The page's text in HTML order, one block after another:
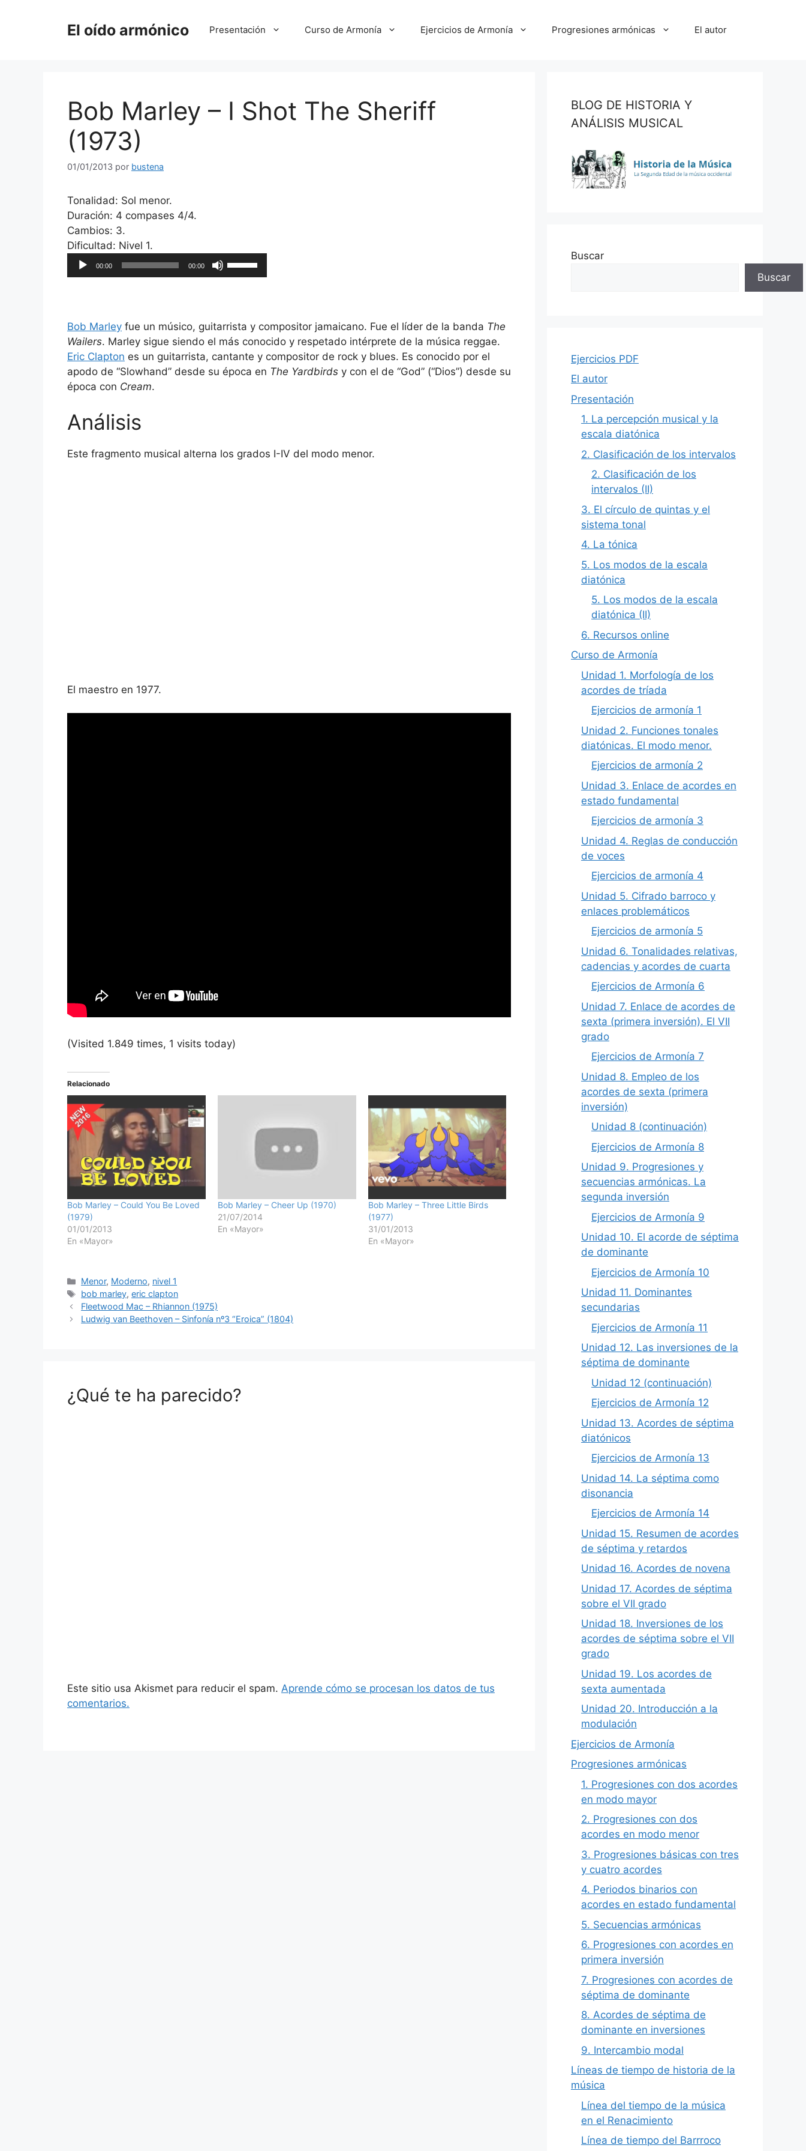
El oído armónico Presentación Curso de Armonía Ejercicios de Armonía Progresiones armónicas El autor
Bob Marley – I Shot The Sheriff
(1973)
01/01/2013 por bustena
Tonalidad: Sol menor.
Duración: 4 compases 4/4.
Cambios: 3.
Dificultad: Nivel 1.
de
audio
00:00 00:00
Utiliza
las
flecha
arriba/abajo
para
aumentar
o
Bob Marley fue un músico, guitarrista y compositor jamaicano. Fue el líder de la banda The
Wailers. Marley sigue siendo el más conocido y respetado intérprete de la música reggae.
Eric Clapton es un guitarrista, cantante y compositor de rock y blues. Es conocido por el
apodo de “Slowhand” desde su época en The Yardbirds y con el de “God” (“Dios”) desde su
época con Cream.
Análisis
Este fragmento musical alterna los grados I-IV del modo menor.
El maestro en 1977.
(Visited 1.849 times, 1 visits today)
Relacionado
Bob Marley – Could You Be Loved
(1979)
01/01/2013
En «Mayor»
Bob Marley – Cheer Up (1970)
21/07/2014
En «Mayor»
Bob Marley – Three Little Birds
(1977)
31/01/2013
En «Mayor»
Categorías
Menor, Moderno, nivel 1
Etiquetas
bob marley,eric clapton
Fleetwood Mac – Rhiannon (1975)
Ludwig van Beethoven – Sinfonía nº3 “Eroica” (1804)
¿Qué te ha parecido?
Este sitio usa Akismet para reducir el spam. Aprende cómo se procesan los datos de tus
comentarios.
BLOG DE HISTORIA Y
ANÁLISIS MUSICAL
Buscar
Buscar
Ejercicios PDF
El autor
Presentación
1. La percepción musical y la
escala diatónica
2. Clasificación de los intervalos
2. Clasificación de los
intervalos (II)
3. El círculo de quintas y el
sistema tonal
4. La tónica
5. Los modos de la escala
diatónica
5. Los modos de la escala
diatónica (II)
6. Recursos online
Curso de Armonía
Unidad 1. Morfología de los
acordes de tríada
Ejercicios de armonía 1
Unidad 2. Funciones tonales
diatónicas. El modo menor.
Ejercicios de armonía 2
Unidad 3. Enlace de acordes en
estado fundamental
Ejercicios de armonía 3
Unidad 4. Reglas de conducción
de voces
Ejercicios de armonía 4
Unidad 5. Cifrado barroco y
enlaces problemáticos
Ejercicios de armonía 5
Unidad 6. Tonalidades relativas,
cadencias y acordes de cuarta
Ejercicios de Armonía 6
Unidad 7. Enlace de acordes de
sexta (primera inversión). El VII
grado
Ejercicios de Armonía 7
Unidad 8. Empleo de los
acordes de sexta (primera
inversión)
Unidad 8 (continuación)
Ejercicios de Armonía 8
Unidad 9. Progresiones y
secuencias armónicas. La
segunda inversión
Ejercicios de Armonía 9
Unidad 10. El acorde de séptima
de dominante
Ejercicios de Armonía 10
Unidad 11. Dominantes
secundarias
Ejercicios de Armonía 11
Unidad 12. Las inversiones de la
séptima de dominante
Unidad 12 (continuación)
Ejercicios de Armonía 12
Unidad 13. Acordes de séptima
diatónicos
Ejercicios de Armonía 13
Unidad 14. La séptima como
disonancia
Ejercicios de Armonía 14
Unidad 15. Resumen de acordes
de séptima y retardos
Unidad 16. Acordes de novena
Unidad 17. Acordes de séptima
sobre el VII grado
Unidad 18. Inversiones de los
acordes de séptima sobre el VII
grado
Unidad 19. Los acordes de
sexta aumentada
Unidad 20. Introducción a la
modulación
Ejercicios de Armonía
Progresiones armónicas
1. Progresiones con dos acordes
en modo mayor
2. Progresiones con dos
acordes en modo menor
3. Progresiones básicas con tres
y cuatro acordes
4. Periodos binarios con
acordes en estado fundamental
5. Secuencias armónicas
6. Progresiones con acordes en
primera inversión
7. Progresiones con acordes de
séptima de dominante
8. Acordes de séptima de
dominante en inversiones
9. Intercambio modal
Líneas de tiempo de historia de la
música
Línea del tiempo de la música
en el Renacimiento
Línea de tiempo del Barrroco